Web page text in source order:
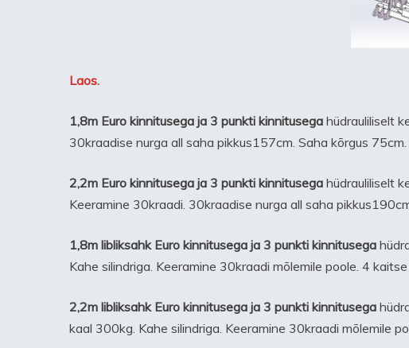
Laos.
1,8m Euro kinnitusega ja 3 punkti kinnitusega hüdrauliliselt
30kraadise nurga all saha pikkus157cm. Saha kõrgus
2,2m Euro kinnitusega ja 3 punkti kinnitusega hüdrauliliselt
Keeramine 30kraadi. 30kraadise nurga all saha
1,8m libliksahk Euro kinnitusega ja 3 punkti kinnitusega
Kahe silindriga. Keeramine 30kraadi mõlemile poole. 4
2,2m libliksahk Euro kinnitusega ja 3 punkti kinnitusega
kaal 300kg. Kahe silindriga. Keeramine 30kraadi mõlemile